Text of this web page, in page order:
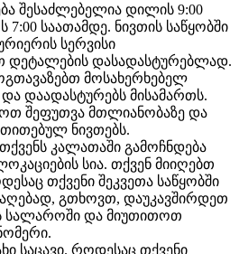
შესაძლებელია დილის 9:00
7:00 საათამდე. ნივთის საწყობში
სერვისი
დეტალების დასადასტურებლად.
მოსახერხებელ
დაადასტურებს მისამართს.
შეფუთვა მთლიანობაზე და
ნივთებს.
კალათაში გამოჩნდება
სია. თქვენ მიიღებთ
თქვენი შეკვეთა საწყობში
გთხოვთ, დაუკავშირდეთ
სალაროში და მიუთითოთ
საცავი. როდესაც თქვენი